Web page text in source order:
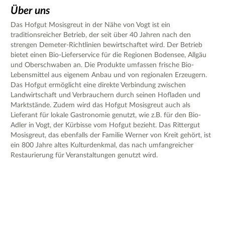
Über uns
Das Hofgut Mosisgreut in der Nähe von Vogt ist ein
traditionsreicher Betrieb, der seit über 40 Jahren nach den
strengen Demeter-Richtlinien bewirtschaftet wird. Der Betrieb
bietet einen Bio-Lieferservice für die Regionen Bodensee, Allgäu
und Oberschwaben an. Die Produkte umfassen frische Bio-
Lebensmittel aus eigenem Anbau und von regionalen Erzeugern.
Das Hofgut ermöglicht eine direkte Verbindung zwischen
Landwirtschaft und Verbrauchern durch seinen Hofladen und
Marktstände. Zudem wird das Hofgut Mosisgreut auch als
Lieferant für lokale Gastronomie genutzt, wie z.B. für den Bio-
Adler in Vogt, der Kürbisse vom Hofgut bezieht. Das Rittergut
Mosisgreut, das ebenfalls der Familie Werner von Kreit gehört, ist
ein 800 Jahre altes Kulturdenkmal, das nach umfangreicher
Restaurierung für Veranstaltungen genutzt wird.